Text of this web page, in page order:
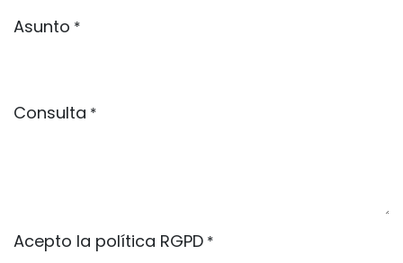
Asunto *
Consulta *
Acepto la política RGPD *